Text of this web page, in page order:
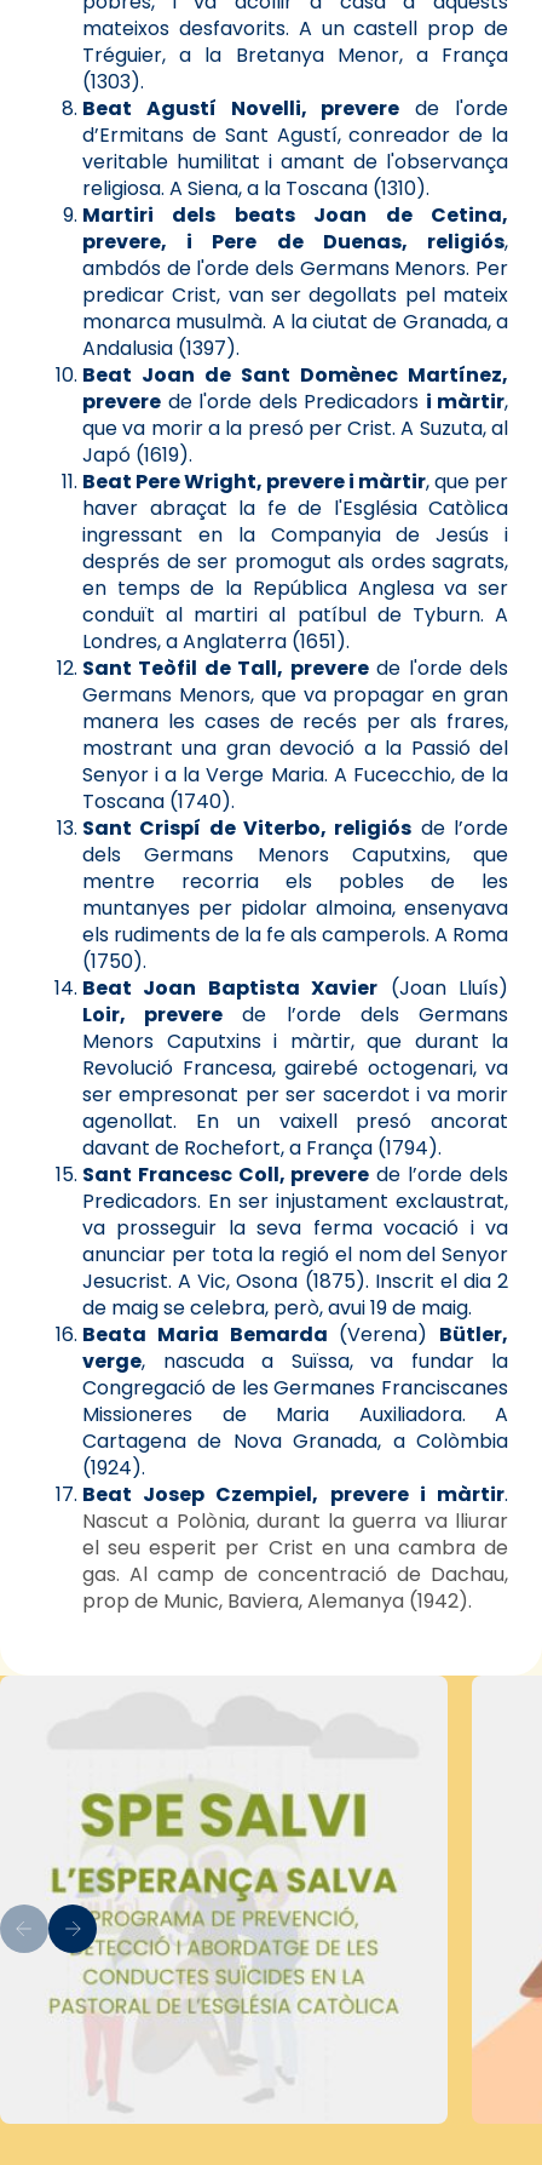
mateixos desfavorits. A un castell prop de
Tréguier, a la Bretanya Menor, a França
(1303).
Beat Agustí Novelli, prevere de l'orde
d’Ermitans de Sant Agustí, conreador de la
veritable humilitat i amant de l'observança
religiosa. A Siena, a la Toscana (1310).
Martiri dels beats Joan de Cetina,
prevere, i Pere de Duenas, religiós,
ambdós de l'orde dels Germans Menors. Per
predicar Crist, van ser degollats pel mateix
monarca musulmà. A la ciutat de Granada, a
Andalusia (1397).
Beat Joan de Sant Domènec Martínez,
prevere de l'orde dels Predicadors i màrtir,
que va morir a la presó per Crist. A Suzuta, al
Japó (1619).
Beat Pere Wright, prevere i màrtir, que per
haver abraçat la fe de l'Església Catòlica
ingressant en la Companyia de Jesús i
després de ser promogut als ordes sagrats,
en temps de la República Anglesa va ser
conduït al martiri al patíbul de Tyburn. A
Londres, a Anglaterra (1651).
Sant Teòfil de Tall, preverede l'orde dels
Germans Menors, que va propagar en gran
manera les cases de recés per als frares,
mostrant una gran devoció a la Passió del
Senyor i a la Verge Maria. A Fucecchio, de la
Toscana (1740).
Sant Crispí de Viterbo, religiós de l’orde
dels Germans Menors Caputxins, que
mentre recorria els pobles de les
muntanyes per pidolar almoina, ensenyava
els rudiments de la fe als camperols. A Roma
(1750).
Beat Joan Baptista Xavier (Joan Lluís)
Loir, prevere de l’orde dels Germans
Menors Caputxins i màrtir, que durant la
Revolució Francesa, gairebé octogenari, va
ser empresonat per ser sacerdot i va morir
agenollat. En un vaixell presó ancorat
davant de Rochefort, a França (1794).
Sant Francesc Coll, prevere de l’orde dels
Predicadors. En ser injustament exclaustrat,
va prosseguir la seva ferma vocació i va
anunciar per tota la regió el nom del Senyor
Jesucrist. A Vic, Osona (1875). Inscrit el dia 2
de maig se celebra, però, avui 19 de maig.
Beata Maria Bemarda (Verena) Bütler,
verge, nascuda a Suïssa, va fundar la
Congregació de les Germanes Franciscanes
Missioneres de Maria Auxiliadora. A
Cartagena de Nova Granada, a Colòmbia
(1924).
Beat Josep Czempiel, prevere i màrtir.
Nascut a Polònia, durant la guerra va lliurar
el seu esperit per Crist en una cambra de
gas. Al camp de concentració de Dachau,
prop de Munic, Baviera, Alemanya (1942).